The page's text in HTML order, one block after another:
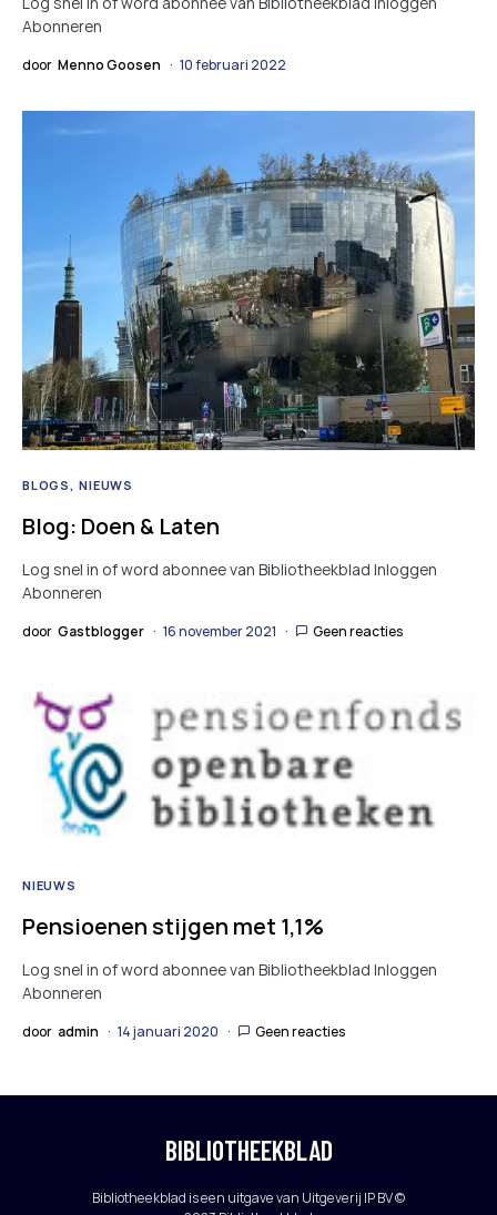
Abonneren
door Menno Goosen 10 februari 2022
BLOGS NIEUWS
Blog: Doen & Laten
Log snel in of word abonnee van Bibliotheekblad Inloggen
Abonneren
door Gastblogger 16 november 2021 Geen reacties
NIEUWS
Pensioenen stijgen met 1,1%
Log snel in of word abonnee van Bibliotheekblad Inloggen
Abonneren
door admin 14 januari 2020 Geen reacties
BIBLIOTHEEKBLAD
Bibliotheekblad is een uitgave van Uitgeverij IP BV ©